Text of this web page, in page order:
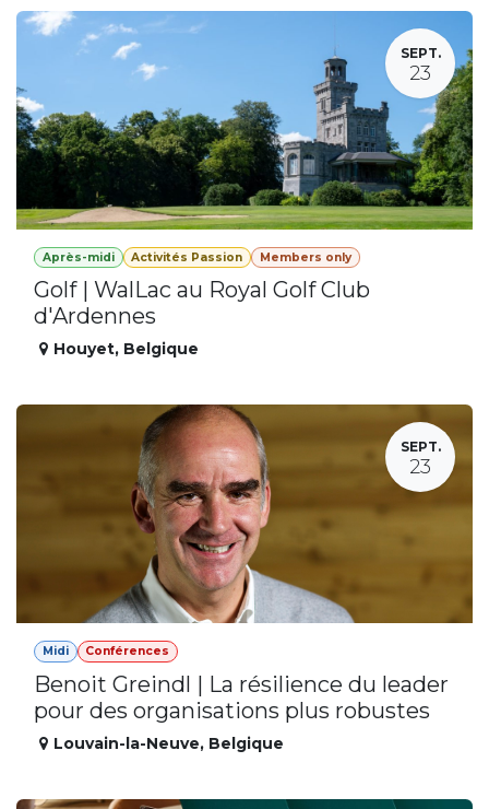
SEPT.
23
Après-midi Activités Passion Members only
Golf | WalLac au Royal Golf Club
d'Ardennes
Houyet, Belgique
SEPT.
23
Midi Conférences
Benoit Greindl | La résilience du leader
pour des organisations plus robustes
Louvain-la-Neuve, Belgique